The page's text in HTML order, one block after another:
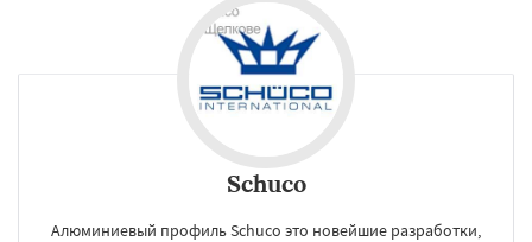
Schuco
Алюминиевый профиль Schuco это новейшие разработки,